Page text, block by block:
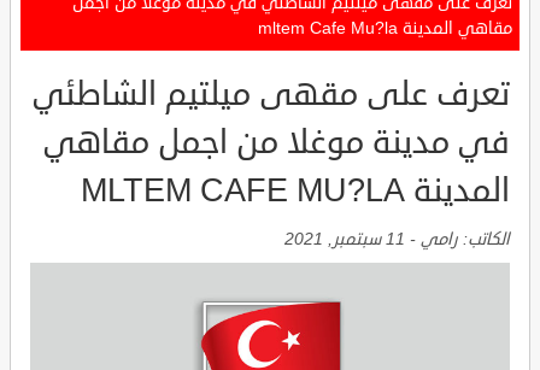
مقاهي المدينة mltem Cafe Mu?la
تعرف على مقهى ميلتيم الشاطئي
في مدينة موغلا من اجمل مقاهي
المدينة MLTEM CAFE MU?LA
الكاتب: رامي - 11 سبتمبر, 2021